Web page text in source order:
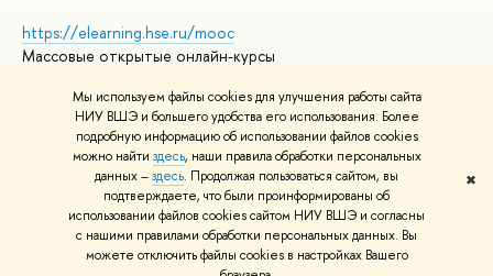
Мы используем файлы cookies для улучшения работы сайта
НИУ ВШЭ и большего удобства его использования. Более
подробную информацию об использовании файлов cookies
можно найти здесь, наши правила обработки персональных
данных –здесь. Продолжая пользоваться сайтом, вы
подтверждаете, что были проинформированы об
использовании файлов cookies сайтом НИУ ВШЭ и согласны
с нашими правилами обработки персональных данных. Вы
можете отключить файлы cookies в настройках Вашего
✖
https://elearning.hse.ru/mooc
Массовые открытые онлайн-курсы
© НИУ ВШЭ 1993–2026
Адреса и контакты
Условия использования материалов
Политика конфиденциальности
Правила применения рекомендательных технологий в НИУ ВШЭ
Карта сайта